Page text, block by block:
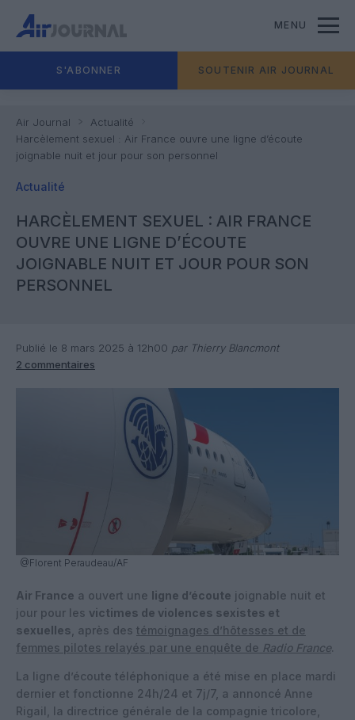
MENU
S'ABONNER SOUTENIR AIR JOURNAL
Air Journal
Actualité
Harcèlement sexuel : Air France ouvre une ligne d’écoute
joignable nuit et jour pour son personnel
Actualité
HARCÈLEMENT SEXUEL : AIR FRANCE
OUVRE UNE LIGNE D’ÉCOUTE
JOIGNABLE NUIT ET JOUR POUR SON
PERSONNEL
Publié le 8 mars 2025 à 12h00 par Thierry Blancmont
2 commentaires
@Florent Peraudeau/AF
Air France a ouvert une ligne d’écoute joignable nuit et
jour pour les victimes de violences sexistes et
sexuelles , après des témoignages d’hôtesses et de
femmes pilotes relayés par une enquête de Radio France.
La ligne d’écoute téléphonique a été mise en place mardi
dernier et fonctionne 24h/24 et 7j/7, a annoncé Anne
Rigail, la directrice générale de la compagnie tricolore,